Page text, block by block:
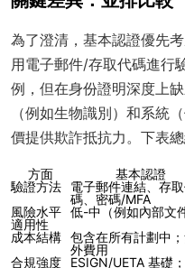
為了澄清，基本認證優先
用電子郵件/存取代碼進行
例，但在身份證明深度上
（例如生物識別）和系統
價提供欺詐抵抗力。下表總
方面 基本認證
驗證方法
電子郵件連結、存
碼、密碼/MFA
風險水平
適用性
低-中（例如內部文件
成本結構 包含在所有計劃中
外費用
合規強度
ESIGN/UETA 基礎